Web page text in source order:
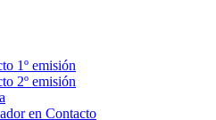
1º emisión
2º emisión
en Contacto